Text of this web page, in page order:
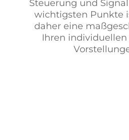
Steuerung und
wichtigsten Punkte
daher eine
Ihren